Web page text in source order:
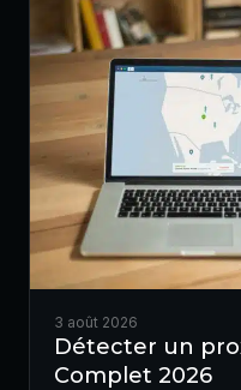
3 août 2026
Détecter un
Complet 2026